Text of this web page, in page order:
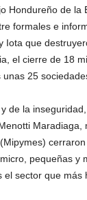
Hondureño de la
formales e
Iota que
el cierre de 18
25
de la
pequeñas y
sector que